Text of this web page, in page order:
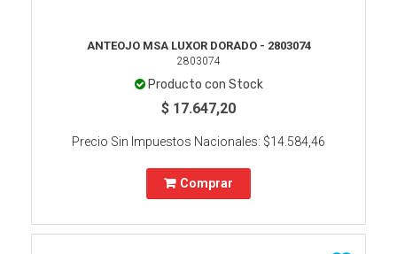
ANTEOJO MSA LUXOR DORADO - 2803074
2803074
Producto con Stock
$ 17.647,20
Precio Sin Impuestos Nacionales: $14.584,46
Comprar